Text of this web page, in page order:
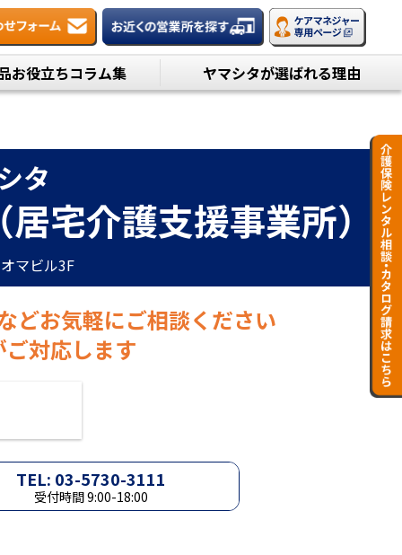
お役立ちコラム集 ヤマシタが選ばれる理由
タ
宅介護支援事業所）
マビル3F
どお気軽にご相談ください
対応します
TEL: 03-5730-3111
受付時間 9:00-18:00